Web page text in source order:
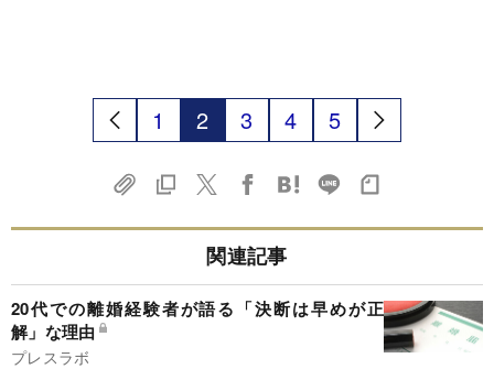
1 2 3 4 5
関連記事
20代での離婚経験者が語る「決断は早めが正
解」な理由
プレスラボ